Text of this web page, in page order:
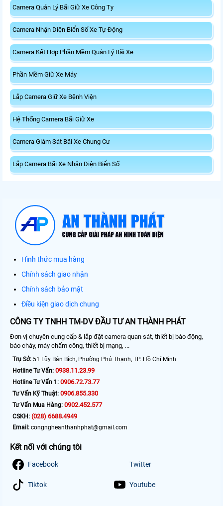
Camera Quản Lý Bãi Giữ Xe Công Ty
Camera Nhận Diện Biển Số Xe Tự Động
Camera Kết Hợp Phần Mềm Quản Lý Bãi Xe
Phần Mềm Giữ Xe Máy
Lắp Camera Giữ Xe Bệnh Viện
Hệ Thống Camera Bãi Giữ Xe
Camera Giám Sát Bãi Xe Chung Cư
Lắp Camera Bãi Xe Nhận Diện Biển Số
Hình thức mua hàng
Chính sách giao nhận
Chính sách bảo mật
Điều kiện giao dịch chung
CÔNG TY TNHH TM-DV ĐẦU TƯ AN THÀNH PHÁT
Đơn vị chuyên cung cấp & lắp đặt camera quan sát, thiết bị báo động,
báo cháy, máy chấm công, thiết bị mạng, ...
Trụ Sở: 51 Lũy Bán Bích, Phường Phú Thạnh, TP. Hồ Chí Minh
Hotline Tư Vấn: 0938.11.23.99
Hotline Tư Vấn 1: 0906.72.73.77
Tư Vấn Kỹ Thuật: 0906.855.330
Tư Vấn Mua Hàng: 0902.452.577
CSKH: (028) 6688.4949
Email: congngheanthanhphat@gmail.com
Kết nối với chúng tôi
Facebook Twitter
Tiktok Youtube